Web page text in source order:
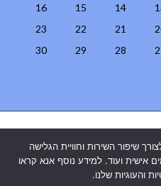
14
15
16
21
22
23
28
29
30
שבע|
שיפור השירות וחוויית הגלישה
אישית ועוד. למידע נוסף אנא קראו
והעוגיות שלנו.